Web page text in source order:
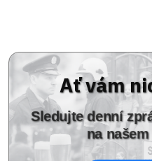
Ať vám
Sledujte denní
na